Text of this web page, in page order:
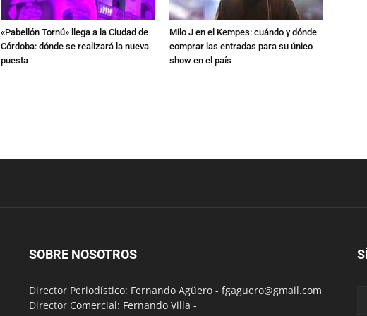
«Pabellón Tornú» llega a la Ciudad de
Córdoba: dónde se realizará la nueva
puesta
Milo J en el Kempes: cuándo y dónde
comprar las entradas para su único
show en el país
SOBRE NOSOTROS
Director Periodístico: Fernando Agüero - fgaguero@gmail.com
Director Comercial: Fernando Villa -